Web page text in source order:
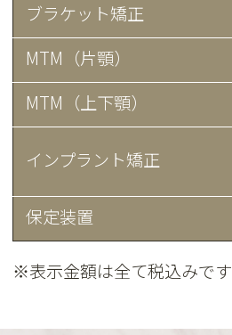
ブラケット矯正
MTM（片顎）
MTM（上下顎）
インプラント矯正
保定装置
※表示金額は全て税込みです